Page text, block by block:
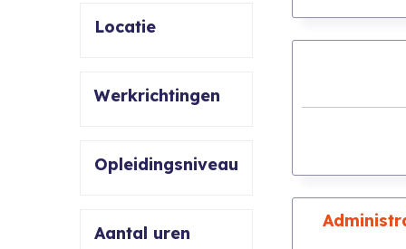
Locatie
Werkrichtingen
Opleidingsniveau
Aantal uren